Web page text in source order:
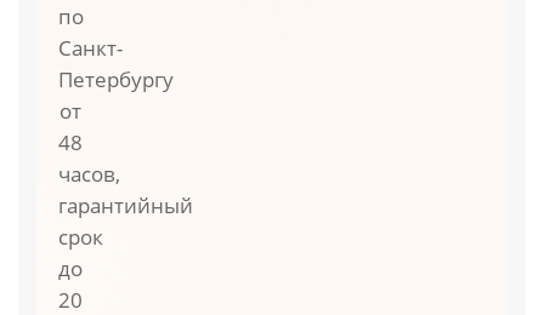
по
Санкт-
Петербургу
от
48
часов,
гарантийный
срок
до
20